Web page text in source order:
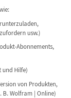
usw.)
Abonnements,
Hilfe)
von Produkten,
B. Wolfram | Online)